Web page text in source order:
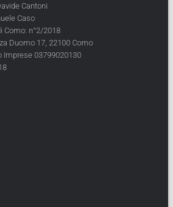
Cantoni
Caso
Como: n°2/2018
Duomo 17, 22100 Como
Imprese 03799020130